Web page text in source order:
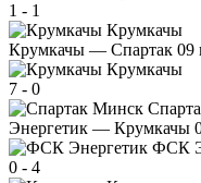
1 - 1
Крумкачы
Крумкачы — Спартак 09
Крумкачы
7 - 0
Энергетик — Крумкачы
ФСК
0 - 4